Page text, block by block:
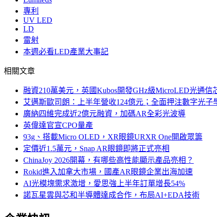
專利
UV LED
LD
雷射
本週必看LED產業大事記
相關文章
融資210萬美元，英國Kubos開發GHz級MicroLED光通信
艾邁斯歐司朗：上半年營收124億元；全面押注數字光子
廣納四維完成近2億元融資，加碼AR全彩光波導
英偉達官宣CPO量產
93g、搭載Micro OLED，XR眼鏡URXR One開啟眾籌
定價近1.5萬元，Snap AR眼鏡即將正式亮相
ChinaJoy 2026開幕，有哪些高性能顯示產品亮相？
Rokid進入加拿大市場，國產AR眼鏡企業出海加速
AI光模塊需求激增，愛思強上半年訂單增長54%
諾瓦星雲與芯和半導體達成合作，布局AI+EDA技術